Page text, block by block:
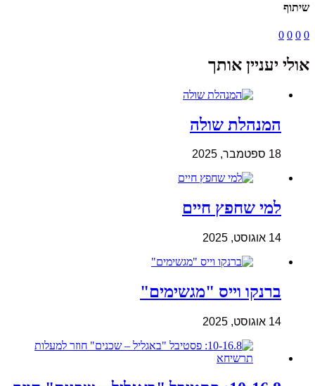
שיתוף
0
0
0
0
אולי יעניין אותך
המנהלת שולה
18 ספטמבר, 2025
למי שחפץ חיים
14 אוגוסט, 2025
ברנקו וייס "מגשימים"
14 אוגוסט, 2025